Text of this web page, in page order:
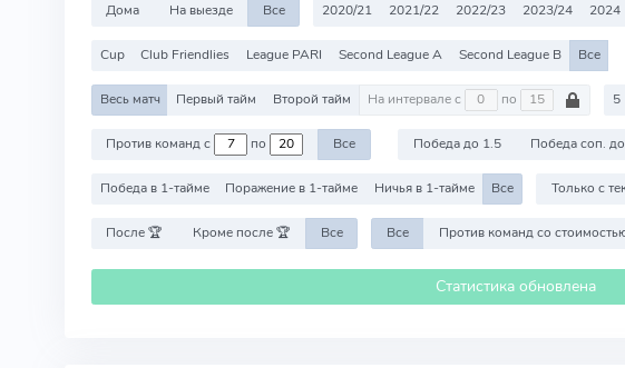
Дома На выезде Все 2020/21 2021/22 2022/23 2023/24 2024
Cup Club Friendlies League PARI Second League A Second League B Все
Весь матч Первый тайм Второй тайм На интервале с по 5
Против команд с по Все Победа до 1.5 Победа соп.
Победа в 1-тайме Поражение в 1-тайме Ничья в 1-тайме Все Только с
После 🏆 Кроме после 🏆 Все Все
Статистика обновлена